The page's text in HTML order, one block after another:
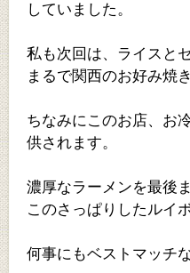
していました。
私も次回は、ライスと
まるで関西のお好み焼
ちなみにこのお店、お
供されます。
濃厚なラーメンを最後
このさっぱりしたルイ
何事にもベストマッチ